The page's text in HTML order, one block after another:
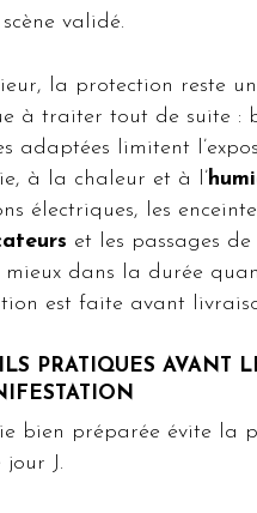
validé.
la protection reste
à traiter tout de suite :
adaptées limitent
à la chaleur et à l’
électriques, les
et les passages de
mieux dans la durée
est faite avant
PRATIQUES AVANT
bien préparée évite la
jour J.